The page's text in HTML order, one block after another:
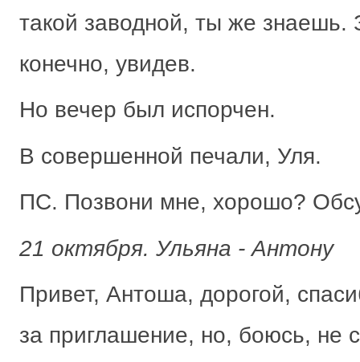
такой заводной, ты же знаешь.
конечно, увидев.
Но вечер был испорчен.
В совершенной печали, Уля.
ПС. Позвони мне, хорошо?
21 октября. Ульяна - Антону
Привет, Антоша, дорогой,
за приглашение, но, боюсь, не